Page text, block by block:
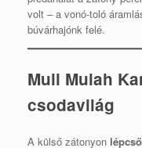
volt – a vonó-toló
búvárhajónk felé.
Muli Mulah
csodavilág
A külső zátonyon